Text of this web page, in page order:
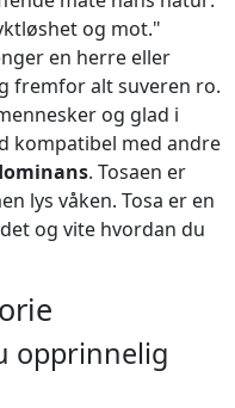
og mot."
en herre eller
fremfor alt suveren ro.
og glad i
kompatibel med andre
. Tosaen er
lys våken. Tosa er en
og vite hvordan du
opprinnelig